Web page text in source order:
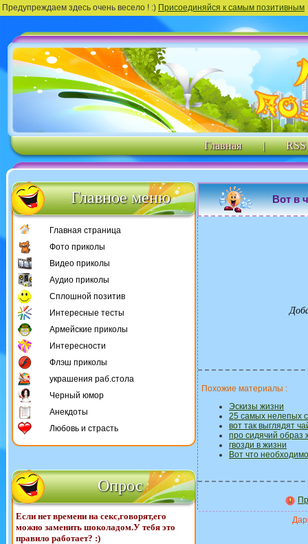
Предупреждаем здесь очень весело ! :) Присоединяйся к самым позитивным
Главная | RSS
Главное меню
Главная страница
Фото приколы
Видео приколы
Аудио приколы
Сплошной позитив
Интересные тесты
Армейские приколы
Интересности
Флэш приколы
украшения раб.стола
Черный юмор
Анекдоты
Любовь и страсть
Опрос
Если нет времени на секс,говорят,его
можно заменить шоколадом.У тебя это
правило работает? :)
Вот в
Похожие материалы :
Эскизы жизни
25 самых нелепых
вот так выглядят
про сидячий образ
гвозди в жизни
Вот что